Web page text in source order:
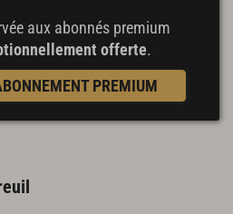
aux abonnés premium
offerte.
PREMIUM